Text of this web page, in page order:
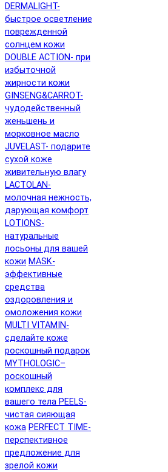
DERMALIGHT-
быстрое осветление
поврежденной
солнцем кожи
DOUBLE ACTION- при
избыточной
жирности кожи
GINSENG&CARROT-
чудодейственный
женьшень и
морковное масло
JUVELAST- подарите
сухой коже
живительную влагу
LACTOLAN-
молочная нежность,
дарующая комфорт
LOTIONS-
натуральные
лосьоны для вашей
кожи MASK-
эффективные
средства
оздоровления и
омоложения кожи
MULTI VITAMIN-
сделайте коже
роскошный подарок
MYTHOLOGIC–
роскошный
комплекс для
вашего тела PEELS-
чистая сияющая
кожа PERFECT TIME-
перспективное
предложение для
зрелой кожи